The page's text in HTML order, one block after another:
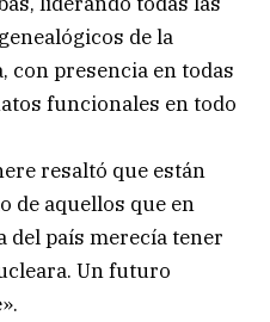
de la
con presencia en todas
funcionales en todo
resaltó que están
de aquellos que en
del país merecía tener
Un futuro